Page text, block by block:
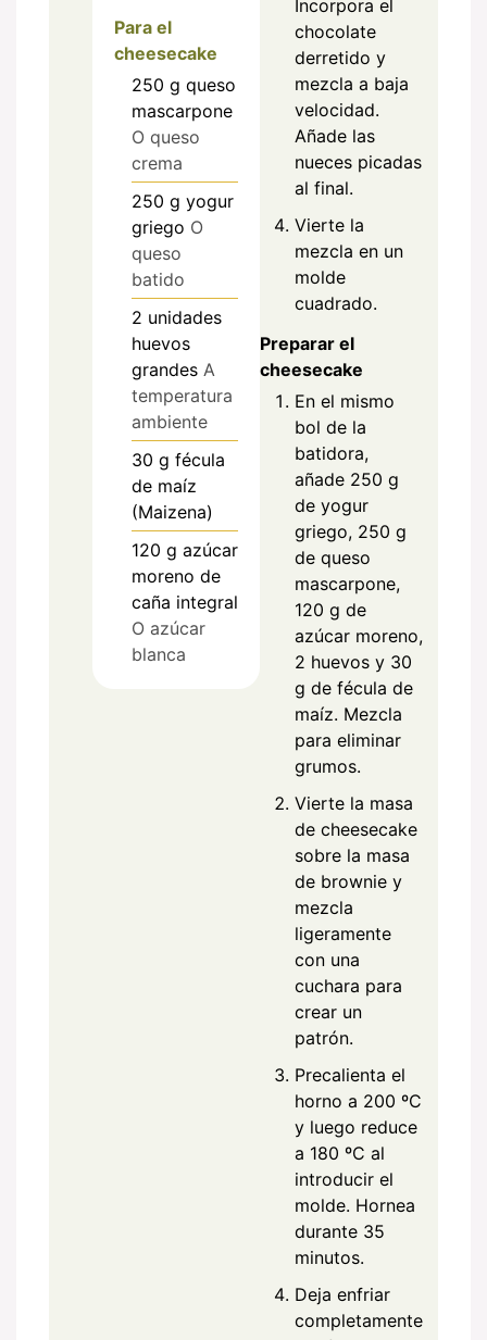
Para el
cheesecake
250 g queso
mascarpone
O queso
crema
250 g yogur
griego O
queso
batido
2 unidades
huevos
grandes A
temperatura
ambiente
30 g fécula
de maíz
(Maizena)
120 g azúcar
moreno de
caña integral
O azúcar
blanca
Incorpora el
chocolate
derretido y
mezcla a baja
velocidad.
Añade las
nueces picadas
al final.
Vierte la
mezcla en un
molde
cuadrado.
Preparar el
cheesecake
En el mismo
bol de la
batidora,
añade 250 g
de yogur
griego, 250 g
de queso
mascarpone,
120 g de
azúcar moreno,
2 huevos y 30
g de fécula de
maíz. Mezcla
para eliminar
grumos.
Vierte la masa
de cheesecake
sobre la masa
de brownie y
mezcla
ligeramente
con una
cuchara para
crear un
patrón.
Precalienta el
horno a 200 ºC
y luego reduce
a 180 ºC al
introducir el
molde. Hornea
durante 35
minutos.
Deja enfriar
completamente